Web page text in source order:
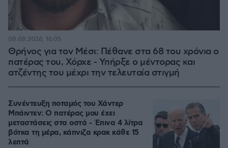
Θρήνος για τον Μέσι: Πέθανε στα 68 του χρόνια ο
πατέρας του, Χόρχε - Υπήρξε ο μέντορας και
ατζέντης του μέχρι την τελευταία στιγμή
08.08.2026, 16:05
Συνέντευξη ποταμός του Χάντερ
Μπάιντεν: Ο πατέρας μου έχει
μεταστάσεις στα οστά - Έπινα 4 λίτρα
βότκα τη μέρα, κάπνιζα κρακ κάθε 15
λεπτά